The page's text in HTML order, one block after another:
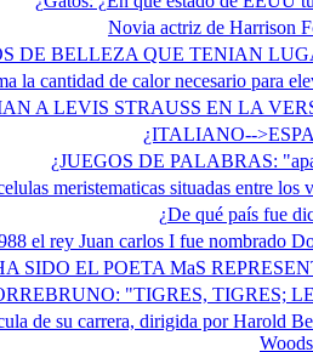
Novia actriz de Harrison
DE BELLEZA QUE TENIAN
la cantidad de calor necesario para
A LEVIS STRAUSS EN LA
¿ITALIANO--
¿JUEGOS DE PALABRAS:
meristematicas situadas entre
¿De qué país fue
el rey Juan carlos I fue nombrado
SIDO EL POETA MaS
"TIGRES, TIGRES;
de su carrera, dirigida por Harold
Woods